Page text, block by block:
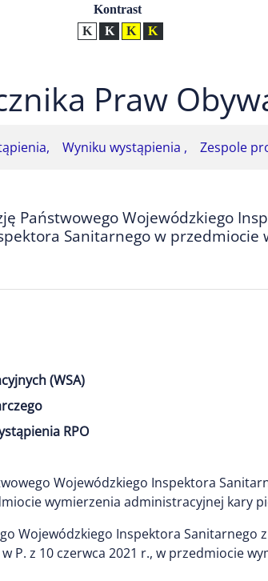
UstawieniaKontrast
Kontrast normalny
Kontrast biały tekst na czarnym
Kontrast czarny tekst na żółtym
Praw
Wyniku wystąpienia , Zespole
Państwowego Wojewódzkiego
Sanitarnego w
(WSA)
RPO
Wojewódzkiego Inspektora
wymierzenia administracyjnej kary
Wojewódzkiego Inspektora
P. z 10 czerwca 2021 r., w przedmiocie